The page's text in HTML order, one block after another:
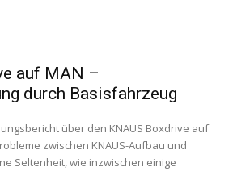
auf MAN –
durch Basisfahrzeug
über den KNAUS Boxdrive auf
zwischen KNAUS-Aufbau und
Seltenheit, wie inzwischen einige